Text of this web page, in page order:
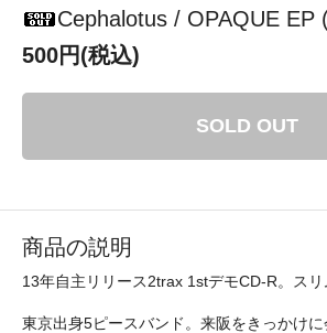
Cephalotus / OPAQUE EP
500円(税込)
SOLD OUT
商品の説明
13年自主リリース2trax 1stデモCD-R。スリ
東京出身5ピースバンド。来阪をきっかけ